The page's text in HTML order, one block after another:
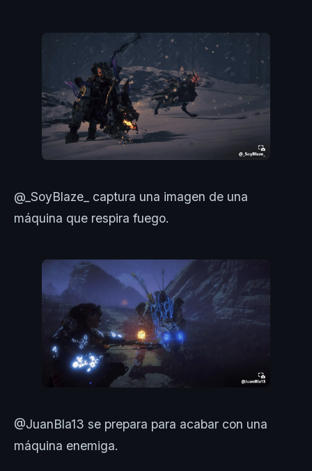
@_SoyBlaze_ captura una imagen de una
máquina que respira fuego.
@JuanBla13 se prepara para acabar con una
máquina enemiga.